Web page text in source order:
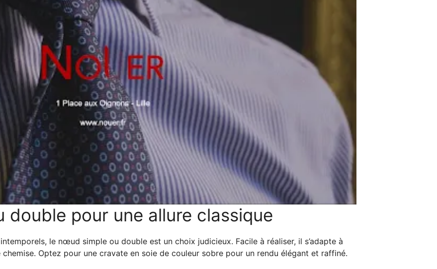
pour une allure classique
le nœud simple ou double est un choix judicieux. Facile à réaliser, il s’adapte à
Optez pour une cravate en soie de couleur sobre pour un rendu élégant et raffiné.